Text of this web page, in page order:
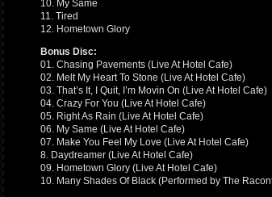
10. My Same
11. Tired
12. Hometown Glory
Bonus Disc:
01. Chasing Pavements (Live At Hotel Cafe)
02. Melt My Heart To Stone (Live At Hotel Cafe)
03. That’s It, I Quit, I’m Movin On (Live At Hotel Cafe)
04. Crazy For You (Live At Hotel Cafe)
05. Right As Rain (Live At Hotel Cafe)
06. My Same (Live At Hotel Cafe)
07. Make You Feel My Love (Live At Hotel Cafe)
8. Daydreamer (Live At Hotel Cafe)
09. Hometown Glory (Live At Hotel Cafe)
10. Many Shades Of Black (Performed by The